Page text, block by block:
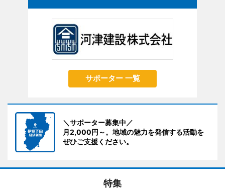
サポーター 一覧
＼サポーター募集中／
月2,000円～。地域の魅力を発信する活動を
ぜひご支援ください。
特集